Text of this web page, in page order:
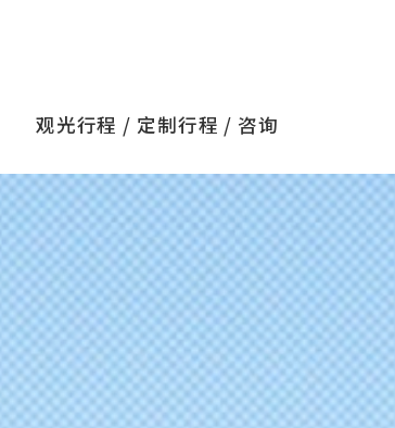
观光行程 / 定制行程 / 咨询